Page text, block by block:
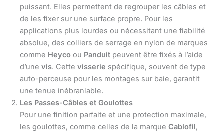
puissant. Elles permettent de regrouper les câbles et
de les fixer sur une surface propre. Pour les
applications plus lourdes ou nécessitant une fiabilité
absolue, des colliers de serrage en nylon de marques
comme Heyco ou Panduit peuvent être fixés à l’aide
d’une vis. Cette visserie spécifique, souvent de type
auto-perceuse pour les montages sur baie, garantit
une tenue inébranlable.
Les Passes-Câbles et Goulottes
Pour une finition parfaite et une protection maximale,
les goulottes, comme celles de la marque Cablofil,